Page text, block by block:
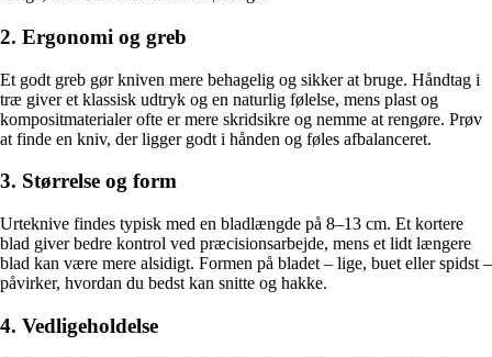
2. Ergonomi og greb
Et godt greb gør kniven mere behagelig og sikker at bruge. Håndtag i
træ giver et klassisk udtryk og en naturlig følelse, mens plast og
kompositmaterialer ofte er mere skridsikre og nemme at rengøre. Prøv
at finde en kniv, der ligger godt i hånden og føles afbalanceret.
3. Størrelse og form
Urteknive findes typisk med en bladlængde på 8–13 cm. Et kortere
blad giver bedre kontrol ved præcisionsarbejde, mens et lidt længere
blad kan være mere alsidigt. Formen på bladet – lige, buet eller spidst –
påvirker, hvordan du bedst kan snitte og hakke.
4. Vedligeholdelse